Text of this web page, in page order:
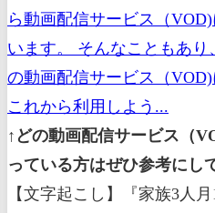
ら動画配信サービス（
います。 そんなこともあ
の動画配信サービス（VOD)
これから利用しよう...
↑どの動画配信サービス（
っている方はぜひ参考にし
【文字起こし】『家族3人月10万円暮らし。年間450万円貯蓄する経理マンの幸せにお金を貯める100のリスト（太朗[著]）』誰でもできる方法で僕は五千万円の貯蓄ができましたいつもご覧いただきありがとうございます本要約チャンネル納涼です本日ご紹介する本は太郎先生の幸せにお金を貯める100のリストって年間で450万円の貯蓄をしている倹約家の太郎先生がついに誰でもできる最強の節約術を本書にまとめて公開してくれました節約と聞くと我慢してストレスが溜まりそうなものですがそこはご安心くださいたろう先生が教えてくれるのはストレスフリーな節約術なんですこの動画でご紹介する節約術を取り入れることで生活の満足度を維持しながらガンガン貯金を貯めることができるようになるでしょうそんな幸せにお金を貯める節約術について懇切丁寧に書かれている本書の中から本日ご紹介致します内容は以下の三つです対象家族3人暮らし生活費は月10万円で十分です第2章まるまるを財布に入れがちな人お金がどんどん減っていきます第3章超簡単これだけすれば1年間で100万円貯まりますどれもとても大切な内容です是非最後まで見て行ってくださいそれでは早速参りましょうダイソー家族3人暮らし生活費は月10万円で十分です太郎先生は経理の仕事を始めて10年以上になる一般的な会社員です元々節約が好きだったことに加え経理の仕事でお金の管理能力と知識を身につけたあー太郎先生はストレスフリーな生活を送りながら節約を継続してきました小さなことでも積み重ねれば大きなものになります太郎先生は何党5500万円の住宅ローンもわずか8年間で関西しかも関西時点で2千万円の貯蓄があったと言うんですから驚きですよねですが何も特別な収入があったり生活が苦しくなるほどの節約をしていたわけではありません誰でも今日から始めることができる節約で数千万円の貯金を実現したんですさてこの章では節約するにはまずはこれをせよという日々の家計に直結する次の節約術をご紹介いたします1最初に抑えるべきはスマホ代にできるだけカード払いでポイ活山食材は一つ100円ルール4ふるさと納税はめちゃくちゃ男今の自分にそれは必要問いかけてみるそれぞれ詳しく見ていきましょうまず一つ目の最初に抑えるべきはスマホ代について見ていきましょう節約や貯金をする上で第一優先最優先でコストカットすべき部分が毎月決まった額が出ていく固定費です固定費の見直しというのはちょっと手間がかかりますので正直面倒ですよね後回しにしたり見ないふりをしたりしがちな人も多いと思いますですが勝手に毎月の支出が減って辛い節約をしなくても自然とお金に余裕が生まれるんですから固定費節約は真っ先に手をつけるようにしましょう中でも簡単に見直すて毎月約5000円のコストカットが見込めるのがスマホ代ですもし大手キャリアを使っている方がいらっしゃいましたらすぐに格安スマホに乗り換えてしまいましょうそれだけで毎月5000円んの節約ができ年間6万円の節約につながります夫婦で乗り換えれば簡単に年間12万円の節約が可能になるんです12万円で手を大きくないですか電気代や水道料金をコツコツと節約するより費用削減効果はよっぽど大きいので真っ先に見直すべき費用となります見直さない人はスマホにお金がかかるのは仕方がないとか大手キャリアの方がなんとなく安心などといて言い訳しがちですですが本当に大手キャリアのスマホが必要なのか考え直してみてください例えば楽天の楽天アンリミットは月1ギガ未満の利用であれば無料ですさらに楽天リンクというアプリを利用すれば通話料金も基本的に無料になります家に wi-fi があればネットは自由に使えますし simカードを入れ替えるだけで電話番号は 10年間で100万円の節約ができるんです是非格安スマホへの乗り換えを検討してみましょう次に二つ目のできるだけカード払いでポイ活について解説していきます日本人は未だに現金主義的なところがありますが買い物をする時は現金よりもクレジットカードを使うこれはマットでカードで買うと基本的にポイントが付きますのでポイントを貯めればお得に節約が可能になりますと言いますか現金で買うと1円たりともポイントがつきません家計簿の管理も手間でし現金主義というのはマイナス点しかないんですちなみに利用するクレジットカードはポイント還元率が1%以上のものを選ぶようにしましょう例えば楽天カードやヤフーカードです特に楽天カードは普段の買い物でも1%のポイントが付く上に楽天市場で買うとかエリカた次第では8%から10%のポイントが付くこともありますお買い物マラソンというポイントが何倍以上も作るキャンペーン中に利用すればさらにポイントが加算されるんです月に1万円は軽くポイントを貯めることができますポイ活は誰でも始めることができる簡単で楽しい節約です現金派の人はここで一度考え直してみてくださいまたウエル活もおすすめですウェル活聞いたことがない方も多いかもしれませんがこのウェル活はウエルシア薬局で T ポイントを貯めて活用することなんですウエルシア薬局では毎月僅かに持っている T ポイントがなんと1.5倍になって買い物ができます1万円ぶんの T ポイントを持っていたらその1万円ぶんのポイントで15000円ぶんの買い物ができるんですすごいですよねそれを利用すれば日用品がかなりお得に買えますので日用品はウエルシア薬局がおすすめです続いて三つ目の食材は一つ100円ルールについて見ていきましょう食と生活は絶対に切り離すことができませんしっかりとした食生活は人間が健康的に生きる上でとても大切なことですなので食費を必要以上に切り詰める必要はありませんですが自炊をメインにして買い物にルールを設定すれば外食よりも安く済みますしよっぽど栄養バランスが良い食事が可能となります食材の買い物で提案したいのは次の三つのルールを設定することです市たいものは一週間に一回にするに食材は一つ100円にする家にある食材で献立を決める例えば月2万円台の食品に抑えるならば一週間に一回7000円の買い物を心がけてみましょうまとめ買いをするメリットはついでが愛をなくすためですスーパーに毎日のように通っているとお買い得商品がついつい目についたり気分でお菓子やデザートを追加痛くなってしまいますよね買い物に行く頻度を下げれば自然とついで買いは減ります週に1回が難しければ2回でも構いません買い物に行った時に絶対一位で会話しないと無理するよりも水で害はある程度仕方がないと割り切って買い物に行く回数自体を減らすことを意識してみてください次にお買い物の際は野菜は一つ100円お肉やお魚は100 G 100円などとお値段のルールを決めて金額を把握しやすいようにしましょう毎週の購入品がおよそ決まっていれば予算オーバーしにくくなりますただ100円の食材を求めて何件も何件もスーパーをはしごする必要はありませんお店を何軒も回るとその分水で外をしてしまいますスーパーは2箇所ぐらいと決めて買い物はサクッと済ませてしまいましょう最後に食べたい料理があるから食材を買うのではなく特売屋おすすめなどを安くなっている食材を購入しそこからメニューを考えるようにしましょうそうすれば週に1回か2回のまとめ買いでも献立選びに悩むこともなくなりますレパートリーも増えていきますので楽しくなって自炊が習慣化していきますよこれからご紹介するふるさと納税の返礼品が送られてきた月はその食材をメインにしたメニューにすれば食費を浮かしながら豪華なご飯を楽しむこともできます日々の食事を楽しみながら健康的な節約を心がけていきましょう次に四つ目のふるさと納税はめちゃくちゃお得について見ていきましょう皆さんはふるさと納税を上手に活用していますでしょうかふるさと納税は自分が応援したい自治体に行き 便については所得税の還付と住民税の控除が受けられます条件付きのワンストップ特例制度を利用すれば確定申告すら不要です収入にもよりますが毎年10万円から15万円くらいの所得税が控除されるめちゃくちゃお得な制度となりますので使わない手はありません納税は国民の三大義務の一つで日本に住む人は誰しもが払わなければなりませんどうせ同じ額の税金を払うのであれば美味しい返礼品をもらった方が絶対にお得ですしかも楽天のふるさと納税を利用すれば楽天ポイントが貯まりますのでダブルでお得な制度となりますこのようなとくしかない制度でもなんだかよく分からないからやめておくとかちょっと手続きが面倒と利用しない人が本当に多いんですねルールに沿って手続きをすれば簡単に年間10万円以上の節税ができますのでまだふるさと納税を利用したことがない人はぜひ今年から利用してみましょう最後に包めの今の自分にそれは必要と問いかけてみるについて見ていきましょう本当に欲しいものがあるならば目標金額を貯めようと思いますよね高価なパソコンでもブランドバッグでもこれが欲しいと明確なものを決めることで支出に価値が生まれますですが物に運命を感じたとか今安くなっているからといった曖昧な理由で買い物をすれば無駄遣いとなってしまう可能性がとても高いです有意義な資質とは何か人生のプラスに働くのかモチベーションアップにつながるのか一生の思い出になるのかこの三つが大前提にあります大切なのは買い物をする時にそれが本当に必要かと自分に問いかけることですそのためにもう一度欲しい気持ちは必ず家帰りましょう一週間経ってもまだ欲しいと思えるものにお金を使うのであればそれはきっと価値がある買い物になります多くの人がやってしまいがちなのがセールでの購入です生理中は暑いですえな判断ができなくなって無駄な買い物をしがちです本当に欲しいものが手に入れば使うたびに楽しくなりますし心がワクワクします何もかも節約して脂質を抑えるというわけではありませんものを買うことはお金を貯める醍醐味でもあります欲しいものは必要な時に買うこの事を普段から意識しましょうさてここまで月の生活費を10万円で過ごすための節約術について解説いたしました参考になった部分が多いんじゃないでしょうかそれではここまでの内容についてまとめてしまいましょうポイント1最初に抑えるべきは固定費のスマホ代である大手キャリアの糸は格安スマホに乗り換えるだ外で年間約10万円の節約が可能となるポイントに現金主義の人は今すぐカード払いに切り替えようポイントを貯めるポイ活で月に1万円以上は節約できるポイント3買い物をする時は一週間に一回でついで買いをなくす食材は一つ100円にする家にある食材で献立を決めるこの三つを意識すれば無理に食費を切り詰めなくても健康的で美味しい食生活を送れるようになるポイント4ふるさと納税を利用しようちょっとした手続きをするだけで年20万円以上の税金控除が得られるお得な制度を利用しない手はないポイントが何か高い買い物をするときは今の自分に本当にそれが必要かを問いかけてみよう安いから買うのではなく本当に欲しいから買うことでお金を貯める醍醐味を楽しめる第2章。。 お財布に入れがちな人お金がどんどん減っていきますさあ続いて第2章では節約できない原因と対策について解説していきますどうしても節約できないそんな方もたくさんいると思いますこの章では節約できないのはなぜという視点から節約が苦手な人にありがちな特徴を10個リストアップしました節約できないと自覚している方は自分に当てはまっているタイプと対策について確認してみましょうそれでは参ります市ストレスを溜めがちな人仕事が忙しい人間関係に悩んでいる他人が羨ましいなど生活のストレスを浪費で解消するタイプですこのタイプの人はストレスの根源が健康的な生活を送れていないことにある場合が多いです手っ取り早いストレス発散方法は運動です本要約チャンネル視聴者の方ではおなじみですよねウォーキングなどを 面倒くさがりな人収入や支出を把握しない固定費の無駄が調べられないなど簡単に改善できることを後回しにしがちなタイプですこのタイプの人は5分でも調べる時間を作ることを意識しましょう散財状況だけでなくお金の知識を一つでも得られれば節約ができるようになります格安スマホやふるさと納税などお得な情報を知らないのはただただ損しているだけです面倒くさがりだとしても短い時間ならば最初の一歩を踏み出すことができるはずですほんのひと手間で格安スマホの切り替えで約10万円の節約ふるさと納税の